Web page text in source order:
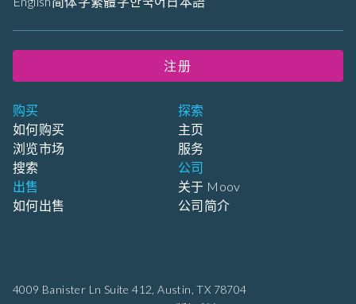
4009 Banister Ln Suite 412, Austin, TX 78704
购买
如何购买
浏览市场
搜索
出售
如何出售
探索
主页
服务
公司
关于 Moov
公司简介
注册